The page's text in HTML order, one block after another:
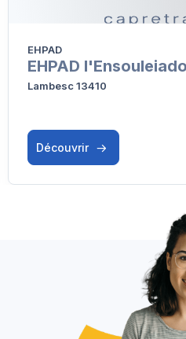
EHPAD
EHPAD l'Ensouleiado
Lambesc 13410
Découvrir